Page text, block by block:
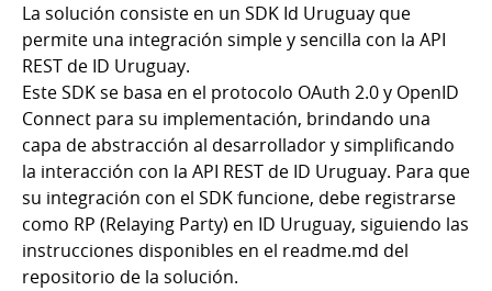
La solución consiste en un SDK Id Uruguay que
permite una integración simple y sencilla con la API
REST de ID Uruguay.
Este SDK se basa en el protocolo OAuth 2.0 y OpenID
Connect para su implementación, brindando una
capa de abstracción al desarrollador y simplificando
la interacción con la API REST de ID Uruguay. Para que
su integración con el SDK funcione, debe registrarse
como RP (Relaying Party) en ID Uruguay, siguiendo las
instrucciones disponibles en el readme.md del
repositorio de la solución.